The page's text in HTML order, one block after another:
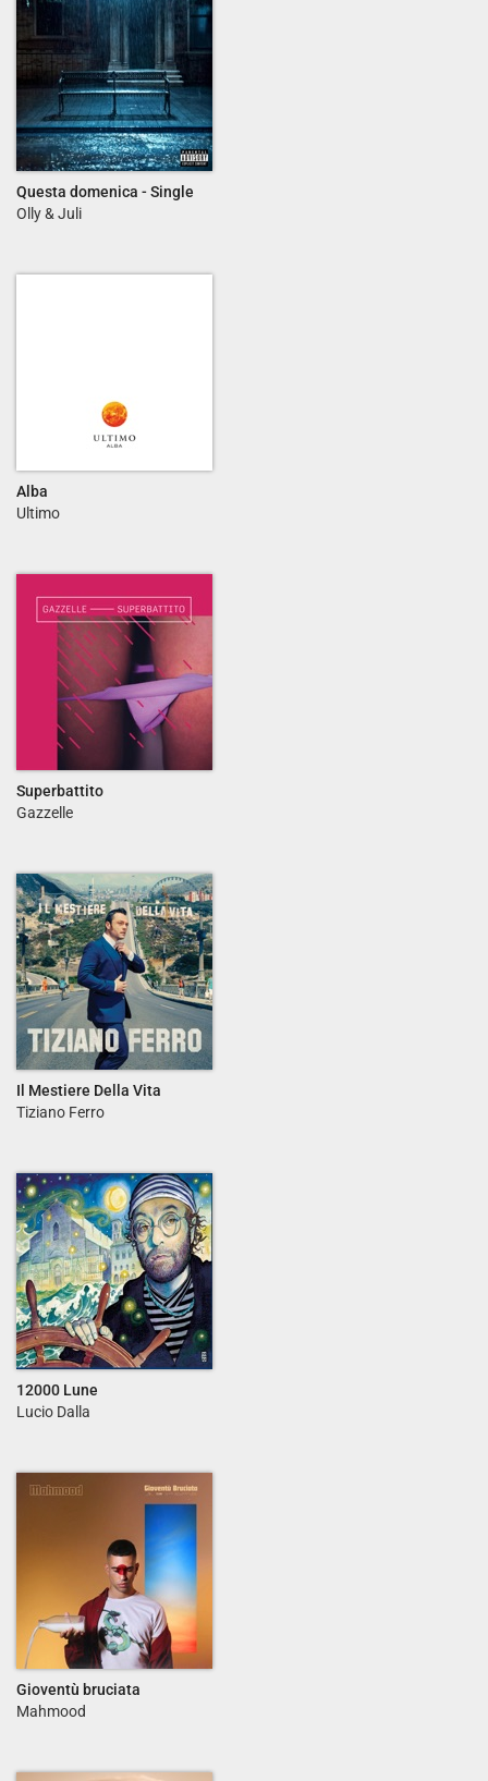
Questa domenica - Single
Olly & Juli
Alba
Ultimo
Superbattito
Gazzelle
Il Mestiere Della Vita
Tiziano Ferro
12000 Lune
Lucio Dalla
Gioventù bruciata
Mahmood